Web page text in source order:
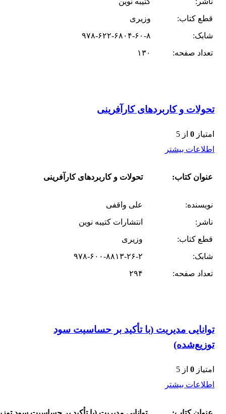
قطع کتاب:
وزیری
شابک:
۹۷۸-۶۲۲-۶۸۰۴-۶۰-۸
تعداد صفحه:
۱۳۰
تحولات و کاربردهای کارآفرینی
امتیاز 0 از 5
اطلاعات بیشتر
عنوان کتاب: تحولات و کاربردهای کارآفرینی
نویسنده:
علی واقفی
ناشر:
انتشارات کتیبه نوین
قطع کتاب:
وزیری
شابک:
۹۷۸-۶۰۰-۸۸۱۳-۲۶-۲
تعداد صفحه:
۲۹۴
توانایی مدیریت (با تأکید بر حساسیت سود
توزیع‌شده)
امتیاز 0 از 5
اطلاعات بیشتر